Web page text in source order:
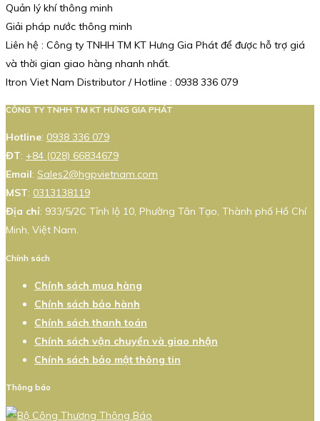
Quản lý khí thông minh
Giải pháp nước thông minh
Liên hệ : Công ty TNHH TM KT Hưng Gia Phát để được hỗ trợ giá
và thời gian giao hàng nhanh nhất.
Itron Viet Nam Distributor / Hotline : 0938 336 079
CÔNG TY TNHH TM KT HƯNG GIA PHÁT
Hotline: 0938 336 079
ĐT: +84 (028) 66834679
Email: Sales2@hgpvietnam.com
MST: 0313138119
Địa chỉ: 933/5/2C Tỉnh lộ 10, Phường Tân Tạo, Thành phố Hồ Chí
Minh, Việt Nam.
Chính sách
Chính sách mua hàng
Chính sách bảo hành
Chính sách thanh toán
Chính sách vận chuyển và giao nhận
Chính sách bảo mật thông tin
Thông báo